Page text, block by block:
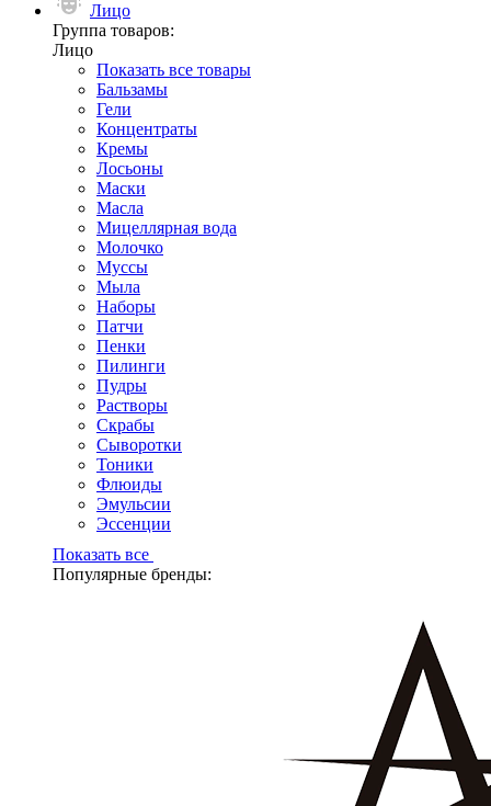
Лицо
Группа товаров:
Лицо
Показать все товары
Бальзамы
Гели
Концентраты
Кремы
Лосьоны
Маски
Масла
Мицеллярная вода
Молочко
Муссы
Мыла
Наборы
Патчи
Пенки
Пилинги
Пудры
Растворы
Скрабы
Сыворотки
Тоники
Флюиды
Эмульсии
Эссенции
Показать все
Популярные бренды: